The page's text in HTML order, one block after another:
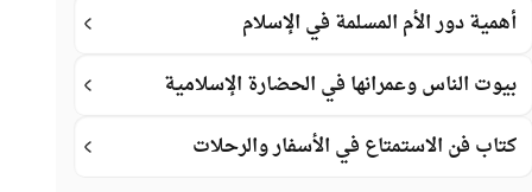
أهمية دور الأم المسلمة في الإسلام
بيوت الناس وعمرانها في الحضارة الإسلامية
كتاب فن الاستمتاع في الأسفار والرحلات